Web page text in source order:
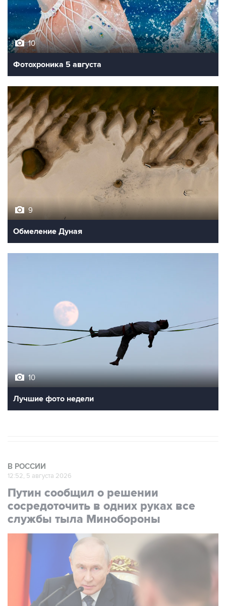
10
Фотохроника 5 августа
Обмеление Дуная
Лучшие фото недели
Путин сообщил о решении
сосредоточить в одних руках все
службы тыла Минобороны